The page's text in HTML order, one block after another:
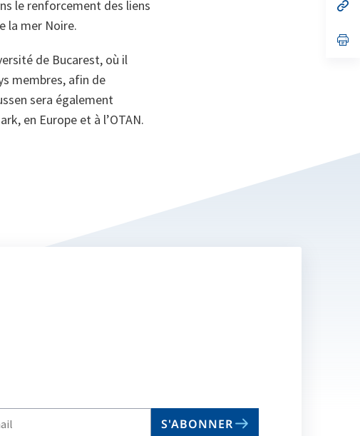
le renforcement des liens
la mer Noire.
de Bucarest, où il
membres, afin de
sera également
en Europe et à l’OTAN.
S'ABONNER